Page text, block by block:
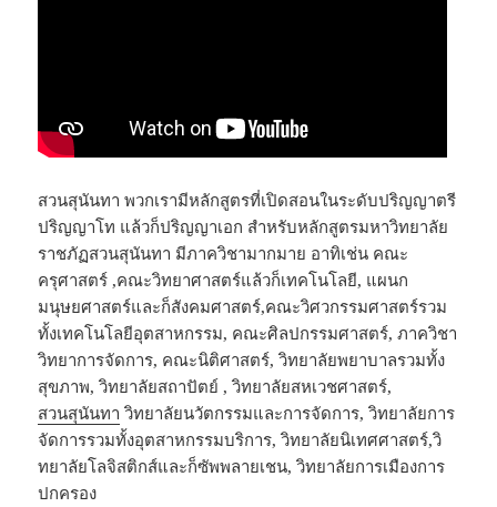
สวนสุนันทา พวกเรามีหลักสูตรที่เปิดสอนในระดับปริญญาตรี
ปริญญาโท แล้วก็ปริญญาเอก สำหรับหลักสูตรมหาวิทยาลัย
ราชภัฏสวนสุนันทา มีภาควิชามากมาย อาทิเช่น คณะ
ครุศาสตร์ ,คณะวิทยาศาสตร์แล้วก็เทคโนโลยี, แผนก
มนุษยศาสตร์และก็สังคมศาสตร์,คณะวิศวกรรมศาสตร์รวม
ทั้งเทคโนโลยีอุตสาหกรรม, คณะศิลปกรรมศาสตร์, ภาควิชา
วิทยาการจัดการ, คณะนิติศาสตร์, วิทยาลัยพยาบาลรวมทั้ง
สุขภาพ, วิทยาลัยสถาปัตย์ , วิทยาลัยสหเวชศาสตร์,
สวนสุนันทา วิทยาลัยนวัตกรรมและการจัดการ, วิทยาลัยการ
จัดการรวมทั้งอุตสาหกรรมบริการ, วิทยาลัยนิเทศศาสตร์,วิ
ทยาลัยโลจิสติกส์และก็ซัพพลายเชน, วิทยาลัยการเมืองการ
ปกครอง